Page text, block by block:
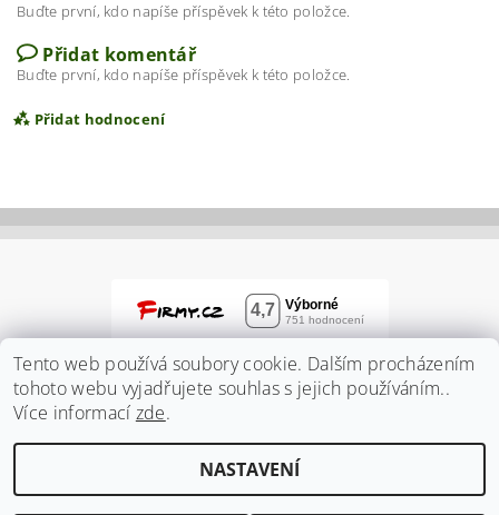
Buďte první, kdo napíše příspěvek k této položce.
Přidat komentář
Buďte první, kdo napíše příspěvek k této položce.
Přidat hodnocení
Vložením hodnocení souhlasíte spodmínkami
ochrany osobních údajů
2026 ©Zahradnidum.cz, všechna práva vyhrazena
Tento web používá soubory cookie. Dalším procházením
tohoto webu vyjadřujete souhlas s jejich používáním..
Více informací zde.
NASTAVENÍ